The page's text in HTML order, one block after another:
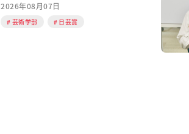
2026年08月07日
芸術学部 日芸賞